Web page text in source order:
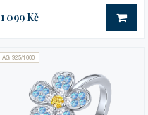
1 099 Kč DO
AG 925/1000